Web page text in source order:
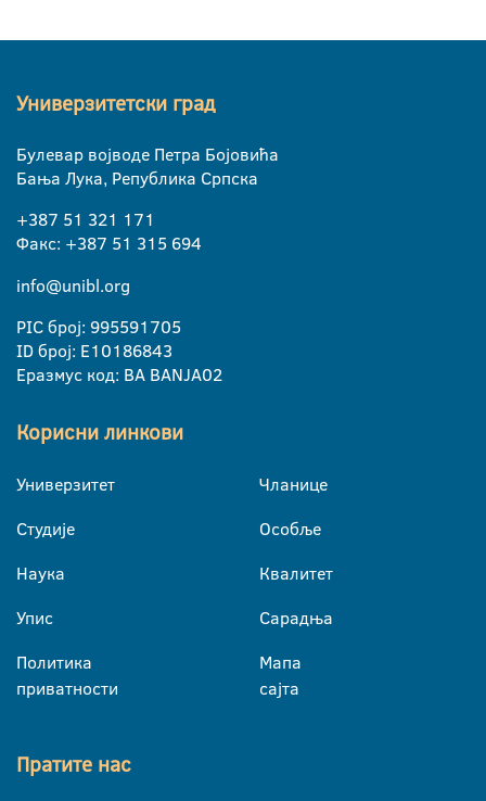
Универзитетски град
Булевар војводе Петра Бојовића
Бања Лука, Република Српска
+387 51 321 171
Факс: +387 51 315 694
info@unibl.org
PIC број: 995591705
ID број: E10186843
Еразмус код: BA BANJA02
Корисни линкови
Универзитет
Студије
Наука
Упис
Политика
приватности
Чланице
Особље
Квалитет
Сарадња
Мапа
сајта
Пратите нас